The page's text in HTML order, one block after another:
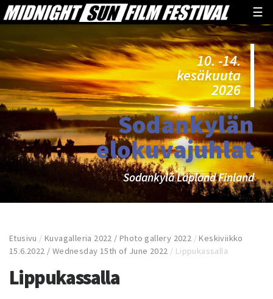
☰
10. -14.
kesäkuuta
2026
Sodankylän
elokuvajuhlat
Sodankylä Lapland Finland
Etusivu /Kuvagalleria 2022 / Photo gallery 2022 /Keskiviikko
15.6.2022 / Wednesday 15th of June 2022 / Lippukassalla
Lippukassalla